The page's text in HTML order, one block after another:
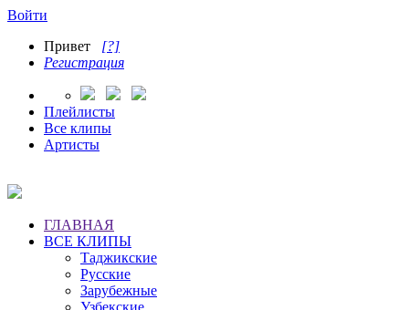
Войти
Привет [?]
Регистрация
Плейлисты
Все клипы
Артисты
ГЛАВНАЯ
ВСЕ КЛИПЫ
Таджикские
Русские
Зарубежные
Узбекские